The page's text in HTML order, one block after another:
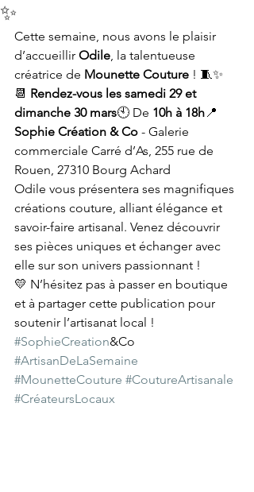
✨
Cette semaine, nous avons le plaisir
d’accueillir Odile, la talentueuse
créatrice de Mounette Couture ! 🧵✨
📆 Rendez-vous les samedi 29 et
dimanche 30 mars🕙 De 10h à 18h📍
Sophie Création & Co - Galerie
commerciale Carré d’As, 255 rue de
Rouen, 27310 Bourg Achard
Odile vous présentera ses magnifiques
créations couture, alliant élégance et
savoir-faire artisanal. Venez découvrir
ses pièces uniques et échanger avec
elle sur son univers passionnant !
💛 N’hésitez pas à passer en boutique
et à partager cette publication pour
soutenir l’artisanat local !
#SophieCreation&Co
#ArtisanDeLaSemaine
#MounetteCouture #CoutureArtisanale
#CréateursLocaux